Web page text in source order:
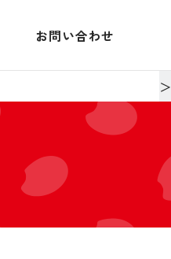
お問い合わせ